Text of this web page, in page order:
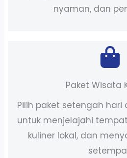
nyaman, dan
Paket Wisata
Pilih paket setengah hari
untuk menjelajahi
kuliner lokal, dan